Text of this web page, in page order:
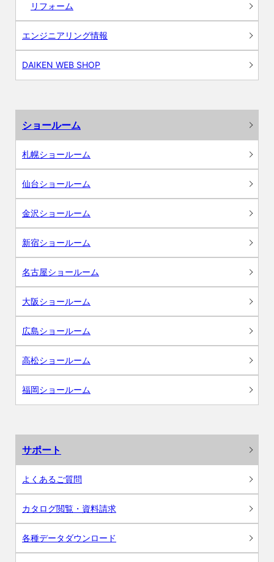
リフォーム
エンジニアリング情報
DAIKEN WEB SHOP
ショールーム
札幌ショールーム
仙台ショールーム
金沢ショールーム
新宿ショールーム
名古屋ショールーム
大阪ショールーム
広島ショールーム
高松ショールーム
福岡ショールーム
サポート
よくあるご質問
カタログ閲覧・資料請求
各種データダウンロード